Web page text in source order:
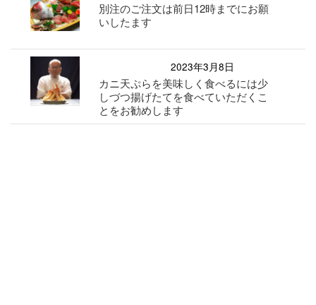
別注のご注文は前日12時までにお願
いしたます
2023年3月8日
カニ天ぷらを美味しく食べるには少
しづつ揚げたてを食べていただくこ
とをお勧めします